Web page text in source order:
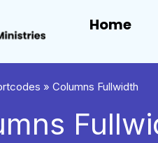
Home
» Columns Fullwidth